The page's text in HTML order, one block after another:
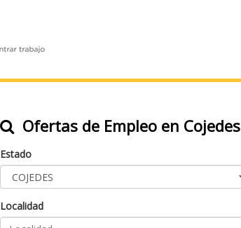
Ofertas de Empleo en Cojedes
Estado
Localidad